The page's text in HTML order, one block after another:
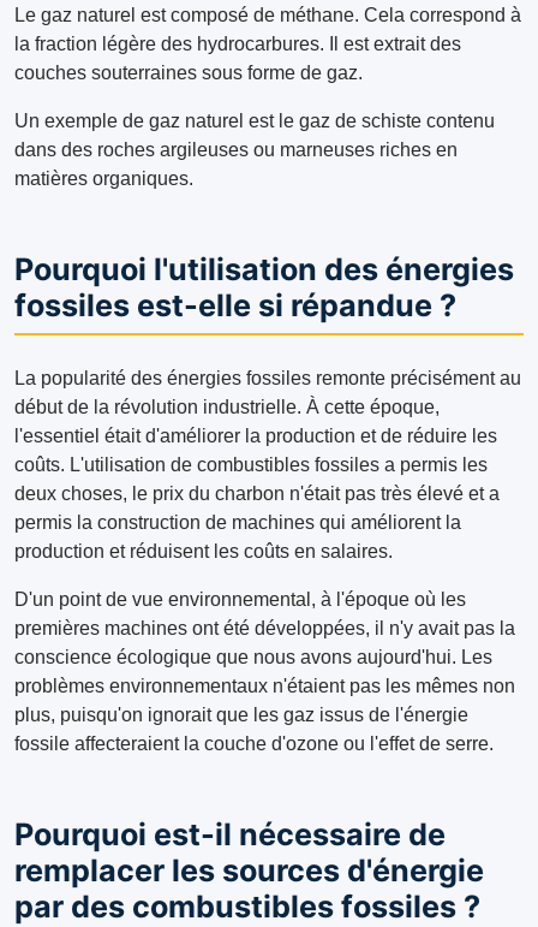
Le gaz naturel est composé de méthane. Cela correspond à
la fraction légère des hydrocarbures. Il est extrait des
couches souterraines sous forme de gaz.
Un exemple de gaz naturel est le gaz de schiste contenu
dans des roches argileuses ou marneuses riches en
matières organiques.
Pourquoi l'utilisation des énergies
fossiles est-elle si répandue ?
La popularité des énergies fossiles remonte précisément au
début de la révolution industrielle. À cette époque,
l'essentiel était d'améliorer la production et de réduire les
coûts. L'utilisation de combustibles fossiles a permis les
deux choses, le prix du charbon n'était pas très élevé et a
permis la construction de machines qui améliorent la
production et réduisent les coûts en salaires.
D'un point de vue environnemental, à l'époque où les
premières machines ont été développées, il n'y avait pas la
conscience écologique que nous avons aujourd'hui. Les
problèmes environnementaux n'étaient pas les mêmes non
plus, puisqu'on ignorait que les gaz issus de l'énergie
fossile affecteraient la couche d'ozone ou l'effet de serre.
Pourquoi est-il nécessaire de
remplacer les sources d'énergie
par des combustibles fossiles ?